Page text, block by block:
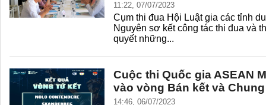
11:22, 07/07/2023
Cụm thi đua Hội Luật gia các tỉnh
Nguyên sơ kết công tác thi đua và
quyết những...
Cuộc thi Quốc gia ASEAN
vào vòng Bán kết và
14:46, 06/07/2023